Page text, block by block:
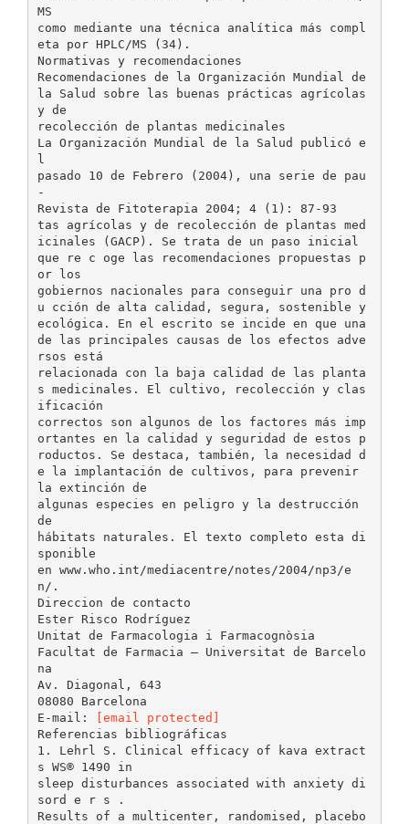
[email protected]
Referencias bibliográficas
1. Lehrl S. Clinical efficacy of kava extract
s WS® 1490 in
sleep disturbances associated with anxiety di
sord e r s .
Results of a multicenter, randomised, placebo